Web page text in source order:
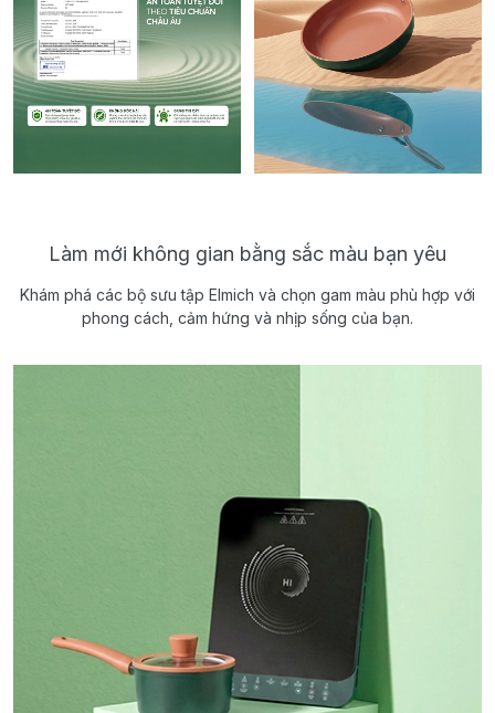
Làm mới không gian bằng sắc màu bạn yêu
Khám phá các bộ sưu tập Elmich và chọn gam màu phù hợp với
phong cách, cảm hứng và nhịp sống của bạn.